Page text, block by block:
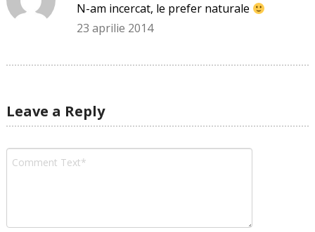
N-am incercat, le prefer naturale
23 aprilie 2014
Leave a Reply